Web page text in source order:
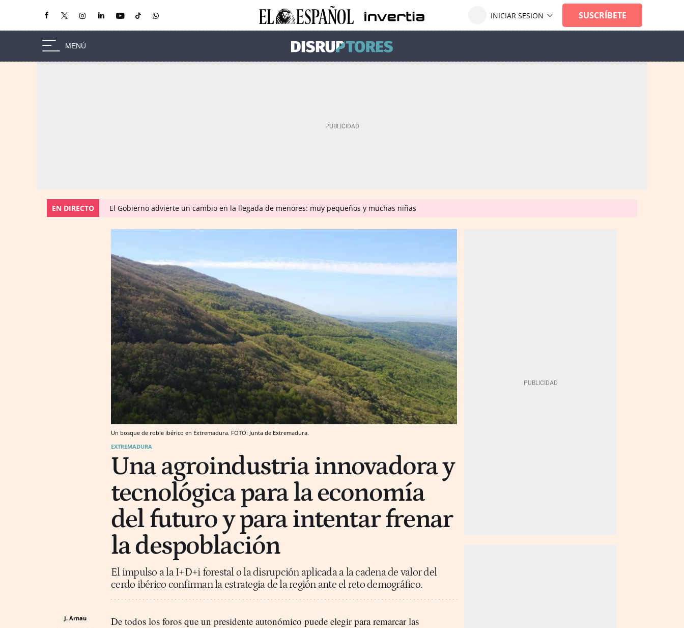
EN DIRECTO El Gobierno advierte un cambio en la llegada de menores: muy pequeños y muchas niñas
Un bosque de roble ibérico en Extremadura. FOTO: Junta de Extremadura.
EXTREMADURA
Una agroindustria innovadora y
tecnológica para la economía
del futuro y para intentar frenar
la despoblación
El impulso a la I+D+i forestal o la disrupción aplicada a la cadena de valor del
cerdo ibérico confirman la estrategia de la región ante el reto demográfico.
J. Arnau De todos los foros que un presidente autonómico puede elegir para remarcar las